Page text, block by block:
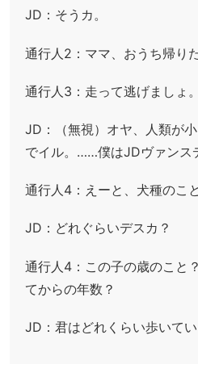
JD：そうカ。
通行人2：ママ、おうち帰りた
通行人3：走って逃げましょ。
JD：（無視）オヤ、人類が
でイル。……僕はJDヴァンス
通行人4：えーと、犬種のこ
JD：どれぐらいデスカ？
通行人4：この子の歳のこ
てからの年数？
JD：君はどれくらい歩いてい